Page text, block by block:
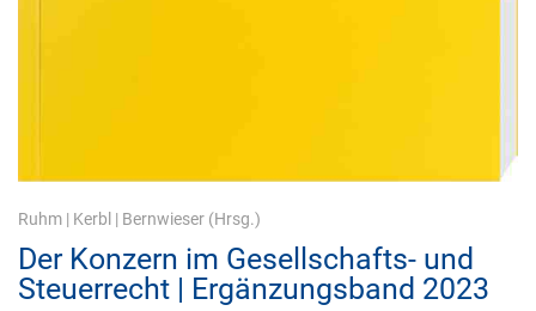
Ruhm | Kerbl | Bernwieser (Hrsg.)
Der Konzern im Gesellschafts- und
Steuerrecht | Ergänzungsband 2023